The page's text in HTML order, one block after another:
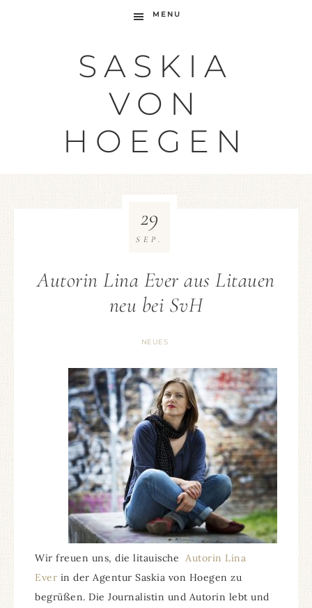
MENU
SASKIA
VON
HOEGEN
Autorin Lina Ever aus Litauen
neu bei SvH
NEUES
29
SEP.
Wir freuen uns, die litauische Autorin Lina
Ever in der Agentur Saskia von Hoegen zu
begrüßen. Die Journalistin und Autorin lebt und